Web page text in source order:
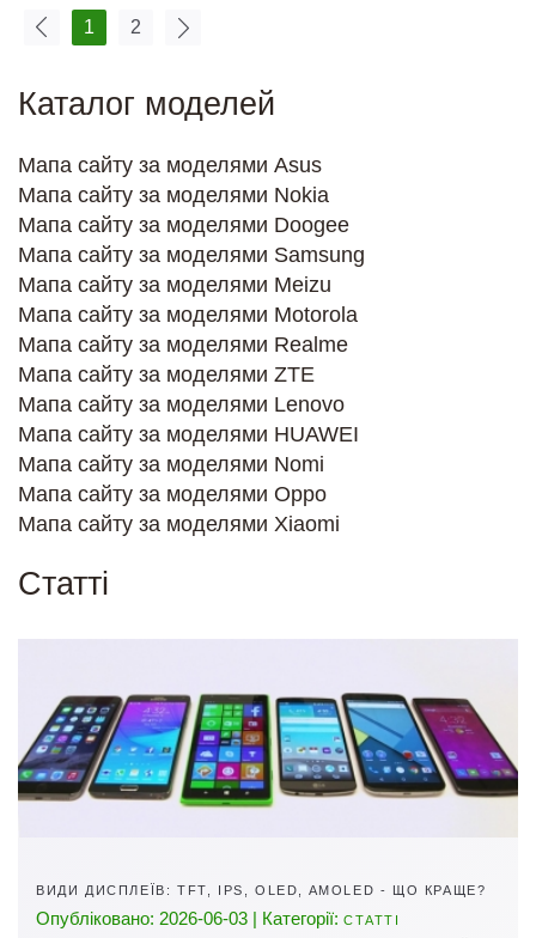
1 2
Каталог моделей
Мапа сайту за моделями Asus
Мапа сайту за моделями Nokia
Мапа сайту за моделями Doogee
Мапа сайту за моделями Samsung
Мапа сайту за моделями Meizu
Мапа сайту за моделями Motorola
Мапа сайту за моделями Realme
Мапа сайту за моделями ZTE
Мапа сайту за моделями Lenovo
Мапа сайту за моделями HUAWEI
Мапа сайту за моделями Nomi
Мапа сайту за моделями Oppo
Мапа сайту за моделями Xiaomi
Cтатті
ВИДИ ДИСПЛЕЇВ: TFT, IPS, OLED, AMOLED - ЩО КРАЩЕ?
Опубліковано: 2026-06-03 | Категорії: СТАТТІ